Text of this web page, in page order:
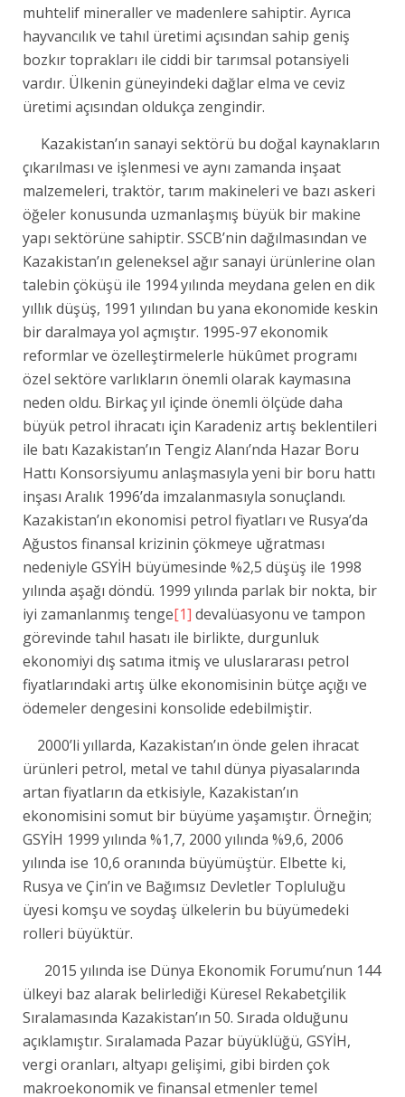
muhtelif mineraller ve madenlere sahiptir. Ayrıca
hayvancılık ve tahıl üretimi açısından sahip geniş
bozkır toprakları ile ciddi bir tarımsal potansiyeli
vardır. Ülkenin güneyindeki dağlar elma ve ceviz
üretimi açısından oldukça zengindir.
Kazakistan’ın sanayi sektörü bu doğal kaynakların
çıkarılması ve işlenmesi ve aynı zamanda inşaat
malzemeleri, traktör, tarım makineleri ve bazı askeri
öğeler konusunda uzmanlaşmış büyük bir makine
yapı sektörüne sahiptir. SSCB’nin dağılmasından ve
Kazakistan’ın geleneksel ağır sanayi ürünlerine olan
talebin çöküşü ile 1994 yılında meydana gelen en dik
yıllık düşüş, 1991 yılından bu yana ekonomide keskin
bir daralmaya yol açmıştır. 1995-97 ekonomik
reformlar ve özelleştirmelerle hükûmet programı
özel sektöre varlıkların önemli olarak kaymasına
neden oldu. Birkaç yıl içinde önemli ölçüde daha
büyük petrol ihracatı için Karadeniz artış beklentileri
ile batı Kazakistan’ın Tengiz Alanı’nda Hazar Boru
Hattı Konsorsiyumu anlaşmasıyla yeni bir boru hattı
inşası Aralık 1996’da imzalanmasıyla sonuçlandı.
Kazakistan’ın ekonomisi petrol fiyatları ve Rusya’da
Ağustos finansal krizinin çökmeye uğratması
nedeniyle GSYİH büyümesinde %2,5 düşüş ile 1998
yılında aşağı döndü. 1999 yılında parlak bir nokta, bir
iyi zamanlanmış tenge[1] devalüasyonu ve tampon
görevinde tahıl hasatı ile birlikte, durgunluk
ekonomiyi dış satıma itmiş ve uluslararası petrol
fiyatlarındaki artış ülke ekonomisinin bütçe açığı ve
ödemeler dengesini konsolide edebilmiştir.
2000’li yıllarda, Kazakistan’ın önde gelen ihracat
ürünleri petrol, metal ve tahıl dünya piyasalarında
artan fiyatların da etkisiyle, Kazakistan’ın
ekonomisini somut bir büyüme yaşamıştır. Örneğin;
GSYİH 1999 yılında %1,7, 2000 yılında %9,6, 2006
yılında ise 10,6 oranında büyümüştür. Elbette ki,
Rusya ve Çin’in ve Bağımsız Devletler Topluluğu
üyesi komşu ve soydaş ülkelerin bu büyümedeki
rolleri büyüktür.
2015 yılında ise Dünya Ekonomik Forumu’nun 144
ülkeyi baz alarak belirlediği Küresel Rekabetçilik
Sıralamasında Kazakistan’ın 50. Sırada olduğunu
açıklamıştır. Sıralamada Pazar büyüklüğü, GSYİH,
vergi oranları, altyapı gelişimi, gibi birden çok
makroekonomik ve finansal etmenler temel